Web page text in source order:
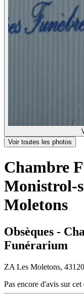
Voir toutes les photos
Chambre
Monistrol-
Moletons
Obsèques -
Funérarium
ZA Les Moletons,
Pas encore d'avis sur cet